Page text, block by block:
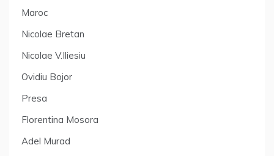
Maroc
Nicolae Bretan
Nicolae V.Iliesiu
Ovidiu Bojor
Presa
Florentina Mosora
Adel Murad